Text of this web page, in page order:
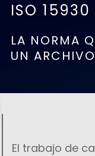
ISO 15930
LA NORMA
UN
El trabajo de